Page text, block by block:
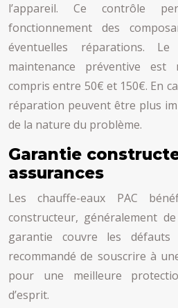
l’appareil. Ce contrôle
fonctionnement des
éventuelles réparations.
maintenance préventive est
compris entre 50€ et 150€. En
réparation peuvent être plus
de la nature du problème.
Garantie
assurances
Les chauffe-eaux PAC
constructeur, généralement
garantie couvre les
recommandé de souscrire à
pour une meilleure
d’esprit.